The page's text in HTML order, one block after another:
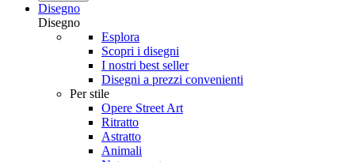
Disegno
Disegno
Esplora
Scopri i disegni
I nostri best seller
Disegni a prezzi convenienti
Per stile
Opere Street Art
Ritratto
Astratto
Animali